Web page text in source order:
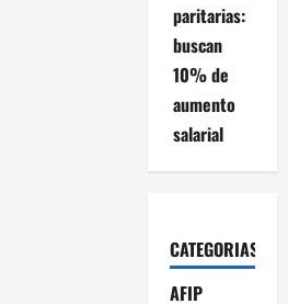
paritarias:
buscan
10% de
aumento
salarial
CATEGORIAS
AFIP